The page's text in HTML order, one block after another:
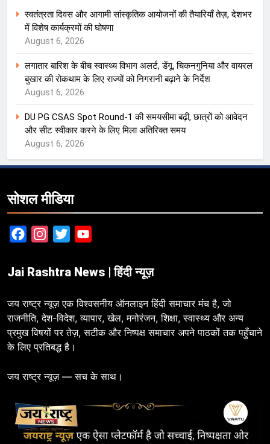
स्वतंत्रता दिवस और आगामी सांस्कृतिक आयोजनों की तैयारियाँ तेज़, देशभर
में विशेष कार्यक्रमों की घोषणा
August 6, 2026
लगातार बारिश के बीच स्वास्थ्य विभाग अलर्ट, डेंगू, चिकनगुनिया और वायरल
बुखार की रोकथाम के लिए राज्यों को निगरानी बढ़ाने के निर्देश
August 6, 2026
DU PG CSAS Spot Round-1 की समयसीमा बढ़ी, छात्रों को आवेदन
और सीट स्वीकार करने के लिए मिला अतिरिक्त समय
August 6, 2026
सोशल मीडिया
FacebookInstagram
Twitter
Jai Rashtra News | हिंदी न्यूज़
जय राष्ट्र न्यूज़ एक विश्वसनीय ऑनलाइन हिंदी समाचार मंच है, जो
राजनीति, देश-विदेश, व्यापार, खेल, मनोरंजन, शिक्षा, स्वास्थ्य और अन्य
प्रमुख विषयों पर तेज़, सटीक और निष्पक्ष समाचार अपने पाठकों तक पहुँचाने
के लिए प्रतिबद्ध है।
जय राष्ट्र न्यूज़ — सच के साथ।